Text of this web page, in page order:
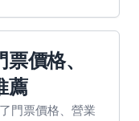
價格、
薦
門票價格、營業